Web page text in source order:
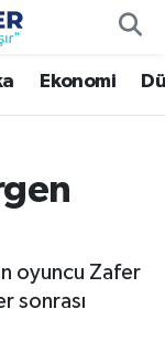
Ekonomi
oyuncu Zafer
sonrası